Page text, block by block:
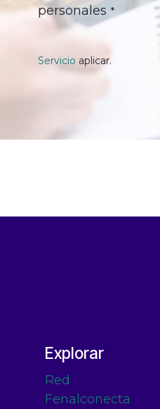
personales *
Servicio aplicar.
Explorar
Red
Fenalconecta